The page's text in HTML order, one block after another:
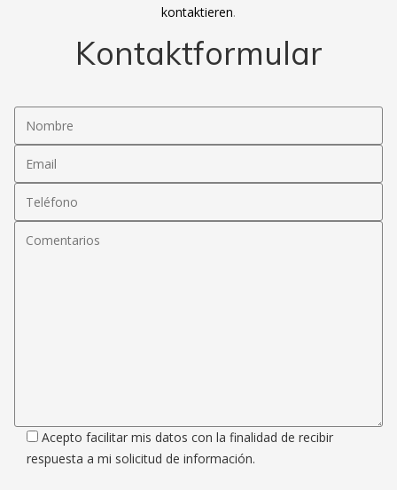
kontaktieren.
Kontaktformular
Acepto facilitar mis datos con la finalidad de recibir
respuesta a mi solicitud de información.